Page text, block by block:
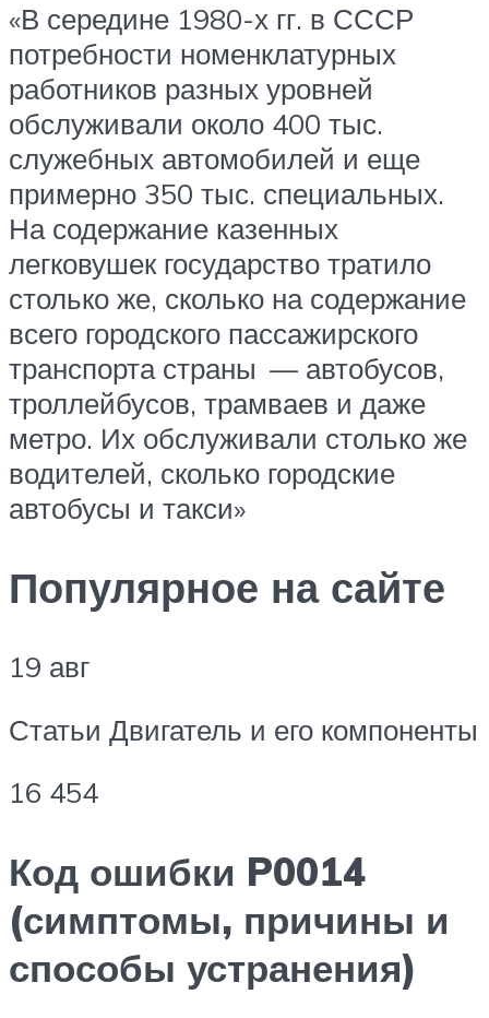
«В середине 1980-х гг. в СССР
потребности номенклатурных
работников разных уровней
обслуживали около 400 тыс.
служебных автомобилей и еще
примерно 350 тыс. специальных.
На содержание казенных
легковушек государство тратило
столько же, сколько на содержание
всего городского пассажирского
транспорта страны — автобусов,
троллейбусов, трамваев и даже
метро. Их обслуживали столько же
водителей, сколько городские
автобусы и такси»
Популярное на сайте
19 авг
Статьи Двигатель и его компоненты
16 454
Код ошибки P0014
(симптомы, причины и
способы устранения)